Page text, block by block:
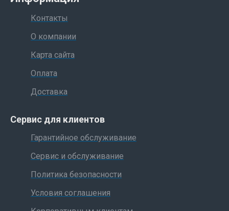
Контакты
О компании
Карта сайта
Оплата
Доставка
Сервис для клиентов
Гарантийное обслуживание
Сервис и обслуживание
Политика безопасности
Условия соглашения